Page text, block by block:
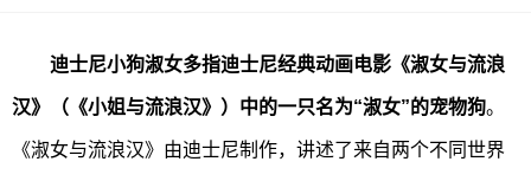
迪士尼小狗淑女多指迪士尼经典动画电影《淑女与流浪
汉》（《小姐与流浪汉》）中的一只名为“淑女”的宠物狗。
《淑女与流浪汉》由迪士尼制作，讲述了来自两个不同世界